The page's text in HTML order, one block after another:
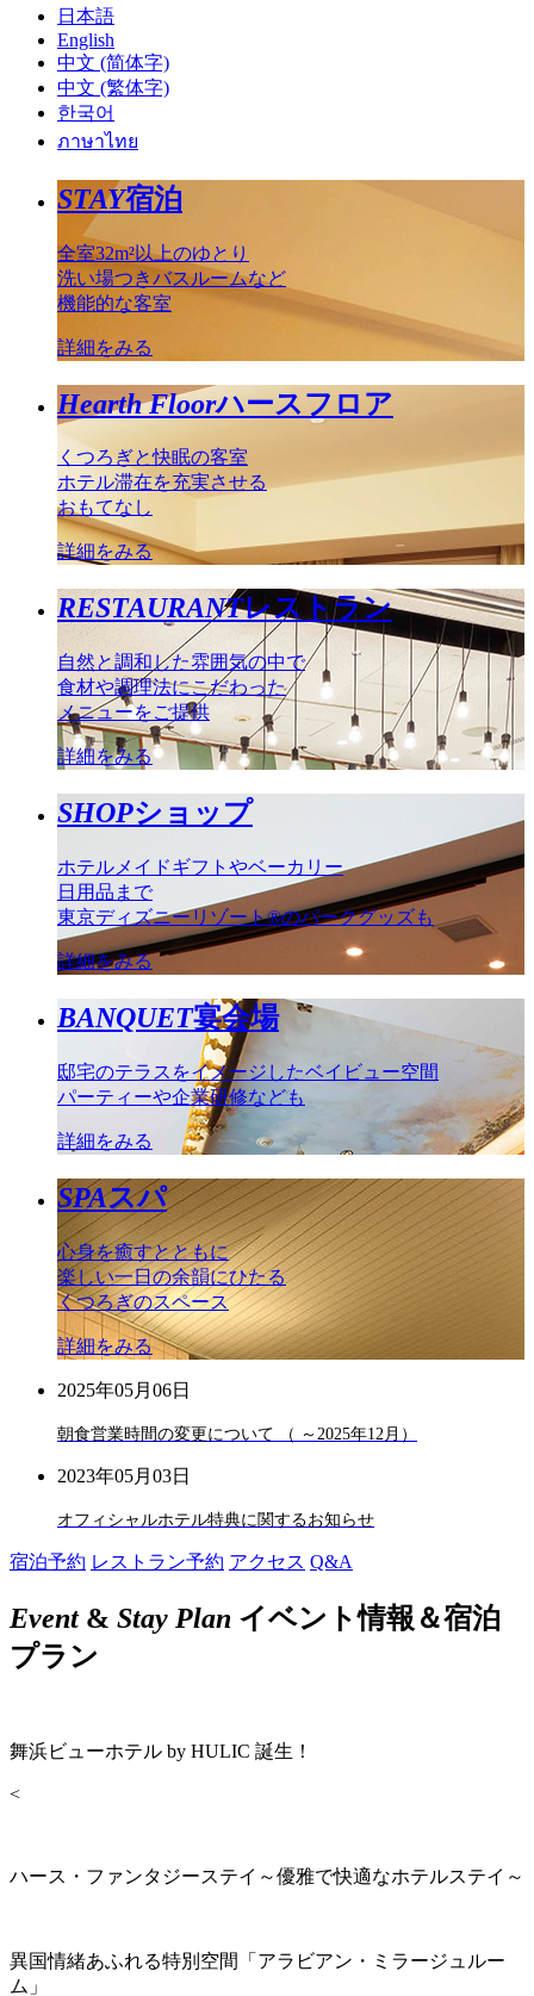
日本語
English
中文 (简体字)
中文 (繁体字)
한국어
ภาษาไทย
STAY宿泊
全室32m²以上のゆとり
洗い場つきバスルームなど
機能的な客室
詳細をみる
Hearth Floorハースフロア
くつろぎと快眠の客室
ホテル滞在を充実させる
おもてなし
詳細をみる
RESTAURANTレストラン
自然と調和した雰囲気の中で
食材や調理法にこだわった
メニューをご提供
詳細をみる
SHOPショップ
ホテルメイドギフトやベーカリー
日用品まで
東京ディズニーリゾート®のパークグッズも
詳細をみる
BANQUET宴会場
邸宅のテラスをイメージしたベイビュー空間
パーティーや企業研修なども
詳細をみる
SPAスパ
心身を癒すとともに
楽しい一日の余韻にひたる
くつろぎのスペース
詳細をみる
2025年05月06日
朝食営業時間の変更について （ ～2025年12月）
2023年05月03日
オフィシャルホテル特典に関するお知らせ
宿泊予約 レストラン予約 アクセス Q&A
Event& Stay Plan イベント情報＆宿泊
プラン
舞浜ビューホテル by HULIC 誕生！
<
ハース・ファンタジーステイ～優雅で快適なホテルステイ～
異国情緒あふれる特別空間「アラビアン・ミラージュルー
ム」